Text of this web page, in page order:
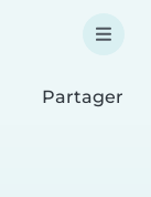
Partager